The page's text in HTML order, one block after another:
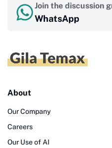
Join the discussion
WhatsApp
About
Our Company
Careers
Our Use of AI